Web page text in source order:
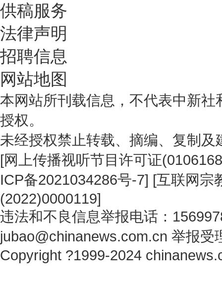
供稿服务
法律声明
招聘信息
网站地图
本网站所刊载信息，不代表中新
授权。
未经授权禁止转载、摘编、复制
[网上传播视听节目许可证
ICP备2021034286号-7] [互联网宗
(2022)0000119]
违法和不良信息举报电话：
jubao@chinanews.com.cn 举报受
Copyright ?1999-2024